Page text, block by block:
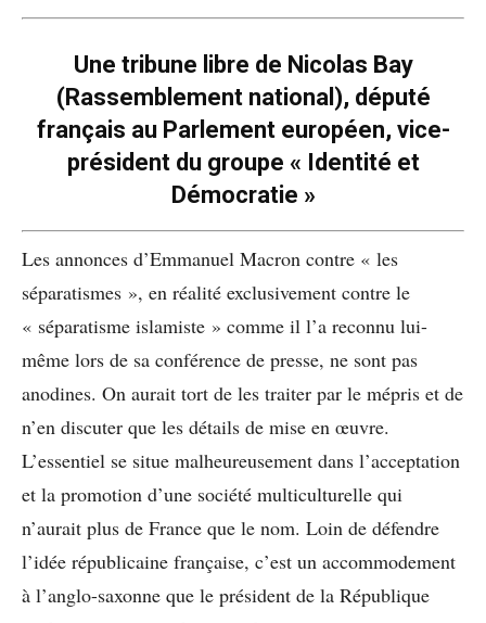
Une tribune libre de Nicolas Bay
(Rassemblement national), député
français au Parlement européen, vice-
président du groupe « Identité et
Démocratie »
Les annonces d’Emmanuel Macron contre « les
séparatismes », en réalité exclusivement contre le
« séparatisme islamiste » comme il l’a reconnu lui-
même lors de sa conférence de presse, ne sont pas
anodines. On aurait tort de les traiter par le mépris et de
n’en discuter que les détails de mise en œuvre.
L’essentiel se situe malheureusement dans l’acceptation
et la promotion d’une société multiculturelle qui
n’aurait plus de France que le nom. Loin de défendre
l’idée républicaine française, c’est un accommodement
à l’anglo-saxonne que le président de la République